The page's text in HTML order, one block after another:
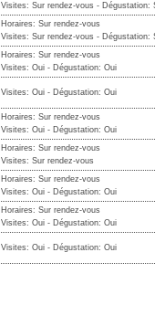
Visites: Sur rendez-vous - Dégustation:
Horaires: Sur rendez-vous
Visites: Sur rendez-vous - Dégustation:
Horaires: Sur rendez-vous
Visites: Oui - Dégustation: Oui
Visites: Oui - Dégustation: Oui
Horaires: Sur rendez-vous
Visites: Oui - Dégustation: Oui
Horaires: Sur rendez-vous
Visites: Sur rendez-vous
Horaires: Sur rendez-vous
Visites: Oui - Dégustation: Oui
Horaires: Sur rendez-vous
Visites: Oui - Dégustation: Oui
Visites: Oui - Dégustation: Oui